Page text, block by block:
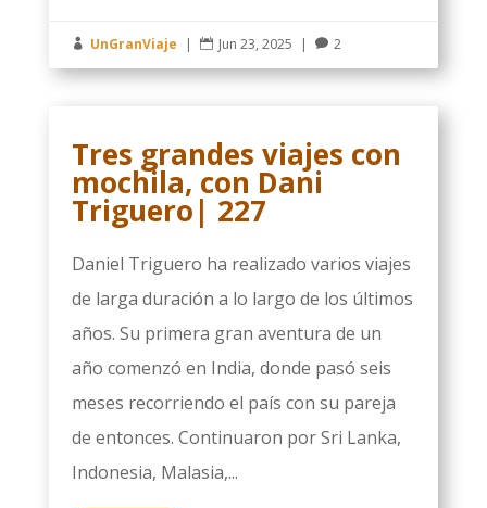
 UnGranViaje |  Jun 23, 2025 |  2
Tres grandes viajes con
mochila, con Dani
Triguero| 227
Daniel Triguero ha realizado varios viajes
de larga duración a lo largo de los últimos
años. Su primera gran aventura de un
año comenzó en India, donde pasó seis
meses recorriendo el país con su pareja
de entonces. Continuaron por Sri Lanka,
Indonesia, Malasia,...